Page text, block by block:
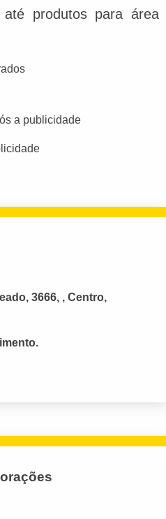
até produtos para área
a publicidade
3666, , Centro,